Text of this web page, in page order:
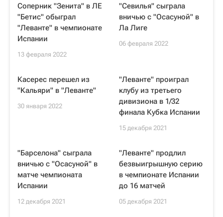
Соперник "Зенита" в ЛЕ
"Бетис" обыграл
"Леванте" в чемпионате
Испании
13 февраля 2022
"Севилья" сыграла
вничью с "Осасуной" в
Ла Лиге
06 февраля 2022
Касерес перешел из
"Кальяри" в "Леванте"
30 января 2022
"Леванте" проиграл
клубу из третьего
дивизиона в 1/32
финала Кубка Испании
15 декабря 2021
"Барселона" сыграла
вничью с "Осасуной" в
матче чемпионата
Испании
12 декабря 2021
"Леванте" продлил
безвыигрышную серию
в чемпионате Испании
до 16 матчей
05 декабря 2021